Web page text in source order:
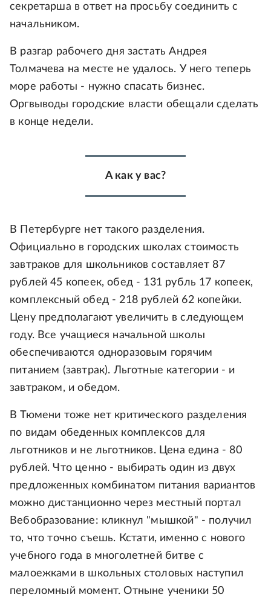
секретарша в ответ на просьбу соединить с
начальником.
В разгар рабочего дня застать Андрея
Толмачева на месте не удалось. У него теперь
море работы - нужно спасать бизнес.
Оргвыводы городские власти обещали сделать
в конце недели.
А как у вас?
В Петербурге нет такого разделения.
Официально в городских школах стоимость
завтраков для школьников составляет 87
рублей 45 копеек, обед - 131 рубль 17 копеек,
комплексный обед - 218 рублей 62 копейки.
Цену предполагают увеличить в следующем
году. Все учащиеся начальной школы
обеспечиваются одноразовым горячим
питанием (завтрак). Льготные категории - и
завтраком, и обедом.
В Тюмени тоже нет критического разделения
по видам обеденных комплексов для
льготников и не льготников. Цена едина - 80
рублей. Что ценно - выбирать один из двух
предложенных комбинатом питания вариантов
можно дистанционно через местный портал
Вебобразование: кликнул "мышкой" - получил
то, что точно съешь. Кстати, именно с нового
учебного года в многолетней битве с
малоежками в школьных столовых наступил
переломный момент. Отныне ученики 50